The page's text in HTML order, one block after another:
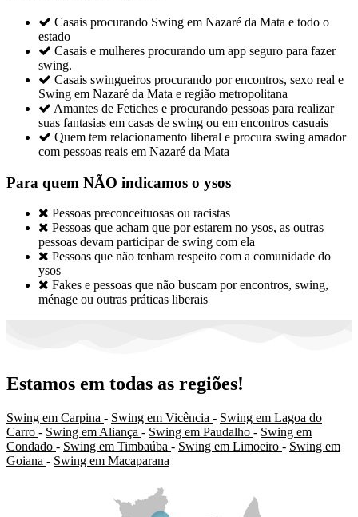
 Casais procurando Swing em Nazaré da Mata e todo o
estado
 Casais e mulheres procurando um app seguro para fazer
swing.
 Casais swingueiros procurando por encontros, sexo real e
Swing em Nazaré da Mata e região metropolitana
 Amantes de Fetiches e procurando pessoas para realizar
suas fantasias em casas de swing ou em encontros casuais
 Quem tem relacionamento liberal e procura swing amador
com pessoas reais em Nazaré da Mata
Para quem NÃO indicamos o ysos
 Pessoas preconceituosas ou racistas
 Pessoas que acham que por estarem no ysos, as outras
pessoas devam participar de swing com ela
 Pessoas que não tenham respeito com a comunidade do
ysos
 Fakes e pessoas que não buscam por encontros, swing,
ménage ou outras práticas liberais
Estamos em todas as regiões!
Swing em Carpina - Swing em Vicência - Swing em Lagoa do
Carro - Swing em Aliança - Swing em Paudalho - Swing em
Condado - Swing em Timbaúba - Swing em Limoeiro - Swing em
Goiana - Swing em Macaparana